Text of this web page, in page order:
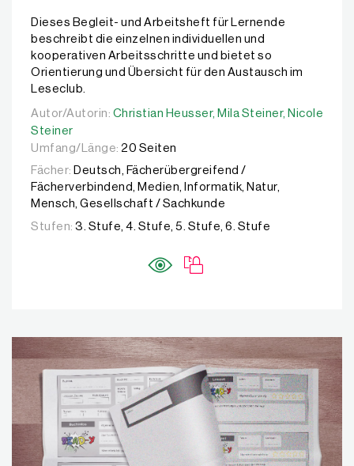
Dieses Begleit- und Arbeitsheft für Lernende
beschreibt die einzelnen individuellen und
kooperativen Arbeitsschritte und bietet so
Orientierung und Übersicht für den Austausch im
Leseclub.
Autor/Autorin: Christian Heusser, Mila Steiner, Nicole
Autor/Autorin: Christian Heusser, Mila Steiner, Nicole
Steiner
Umfang/Länge: 20 Seiten
Fächer: Deutsch, Fächerübergreifend /
Fächerverbindend, Medien, Informatik, Natur,
Mensch, Gesellschaft / Sachkunde
Stufen: 3. Stufe, 4. Stufe, 5. Stufe, 6. Stufe